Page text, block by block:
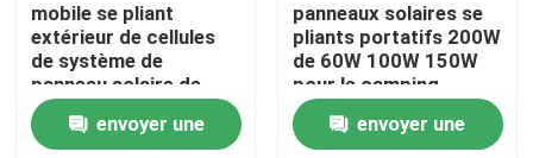
Contrôle de la qualité
Contact
mobile se pliant
extérieur de cellules
de système de
panneau solaire de
120W 300W 600W
facturant la maison
envoyer une
panneaux solaires se
pliants portatifs 200W
de 60W 100W 150W
pour le camping
extérieur
envoyer une